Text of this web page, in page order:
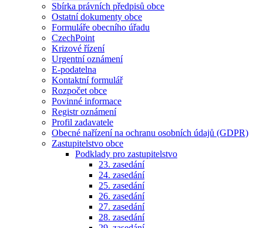
Sbírka právních předpisů obce
Ostatní dokumenty obce
Formuláře obecního úřadu
CzechPoint
Krizové řízení
Urgentní oznámení
E-podatelna
Kontaktní formulář
Rozpočet obce
Povinné informace
Registr oznámení
Profil zadavatele
Obecné nařízení na ochranu osobních údajů (GDPR)
Zastupitelstvo obce
Podklady pro zastupitelstvo
23. zasedání
24. zasedání
25. zasedání
26. zasedání
27. zasedání
28. zasedání